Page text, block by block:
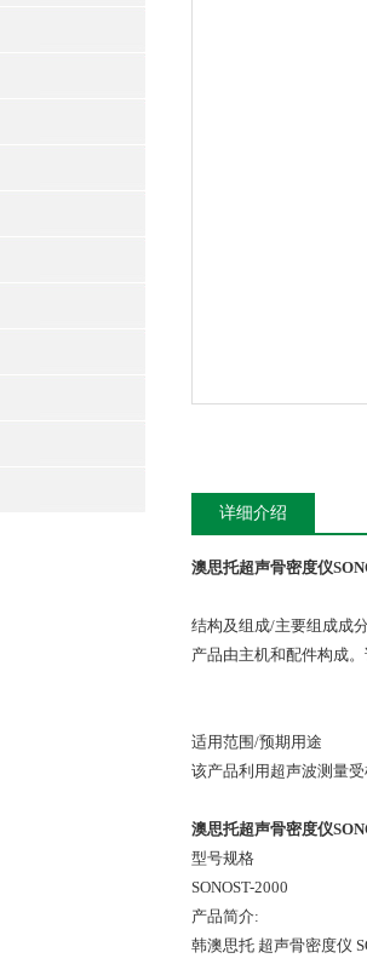
详细介绍
澳思托超声骨密度仪
结构及组成/主要组成成
产品由主机和配件构成
适用范围/预期用途
该产品利用超声波测量
澳思托超声骨密度仪
型号规格
SONOST-2000
产品简介:
韩澳思托 超声骨密度仪